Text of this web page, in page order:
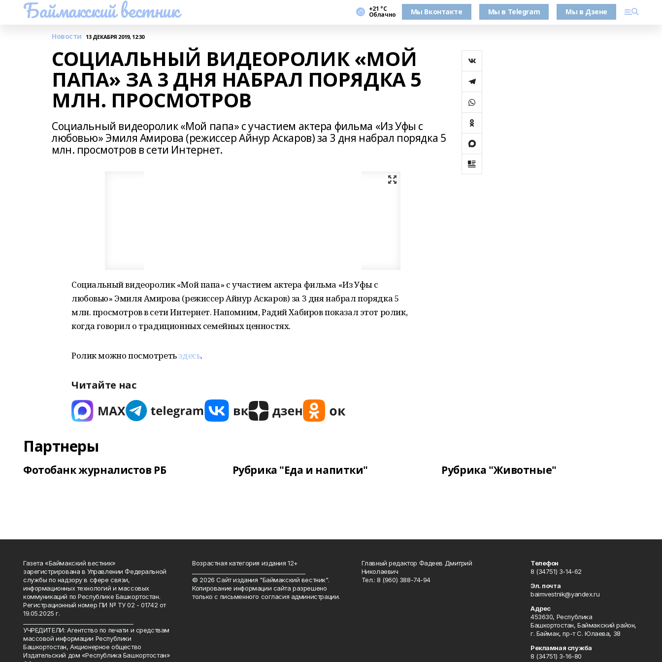
Баймакский вестник +21 °С
Облачно Мы Вконтакте Мы в Telegram Мы в Дзене
Новости 13 ДЕКАБРЯ 2019, 12:30
СОЦИАЛЬНЫЙ ВИДЕОРОЛИК «МОЙ
ПАПА» ЗА 3 ДНЯ НАБРАЛ ПОРЯДКА 5
МЛН. ПРОСМОТРОВ
Социальный видеоролик «Мой папа» с участием актера фильма «Из Уфы с
любовью» Эмиля Амирова (режиссер Айнур Аскаров) за 3 дня набрал порядка 5
млн. просмотров в сети Интернет.
Социальный видеоролик «Мой папа» с участием актера фильма «Из Уфы с
любовью» Эмиля Амирова (режиссер Айнур Аскаров) за 3 дня набрал порядка 5
млн. просмотров в сети Интернет. Напомним, Радий Хабиров показал этот ролик,
когда говорил о традиционных семейных ценностях.
Ролик можно посмотретьздесь.
Читайте нас
Партнеры
Фотобанк журналистов РБ Рубрика "Еда и напитки" Рубрика "Животные"
Газета «Баймакский вестник»
зарегистрирована в Управлении Федеральной
службы по надзору в сфере связи,
информационных технологий и массовых
коммуникаций по Республике Башкортостан.
Регистрационный номер ПИ № ТУ 02 - 01742 от
19.05.2025 г.
УЧРЕДИТЕЛИ: Агентство по печати и средствам
массовой информации Республики
Башкортостан, Акционерное общество
Издательский дом «Республика Башкортостан»
Возрастная категория издания 12+
© 2026 Сайт издания "Баймакский вестник".
Копирование информации сайта разрешено
только с письменного согласия администрации.
Главный редактор Фадеев Дмитрий
Николаевич
Тел.: 8 (960) 388-74-94
Телефон
8 (34751) 3-14-62
Эл. почта
baimvestnik@yandex.ru
Адрес
453630, Республика
Башкортостан, Баймакский район,
г. Баймак, пр-т С. Юлаева, 38
Рекламная служба
8 (34751) 3-16-80